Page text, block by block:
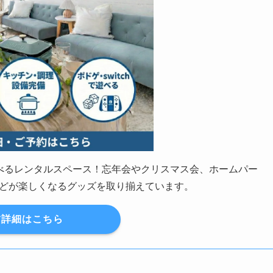
レンタルスペース！忘年会やクリスマス会、ホームパー
が楽しくなるグッズを取り揃えています。
詳細はこちら